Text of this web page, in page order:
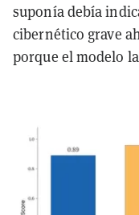
suponía debía
cibernético grave
porque el modelo